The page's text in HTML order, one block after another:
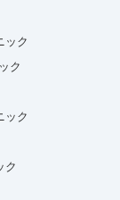
ック
ク
ック
ク